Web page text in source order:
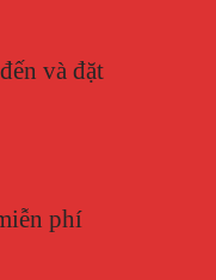
và đặt
phí